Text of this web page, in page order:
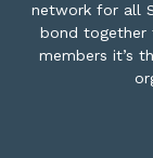
network for all
bond together
members it’s